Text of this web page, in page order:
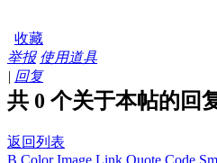
收藏
举报 使用道具
| 回复
共 0 个关于本帖的回
返回列表
B Color Image Link Quote Code